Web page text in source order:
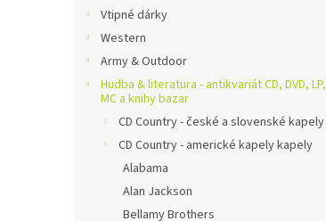
Vtipné dárky
Western
Army & Outdoor
Hudba & literatura - antikvariát CD, DVD, LP,
MC a knihy bazar
CD Country - české a slovenské kapely
CD Country - americké kapely kapely
Alabama
Alan Jackson
Bellamy Brothers